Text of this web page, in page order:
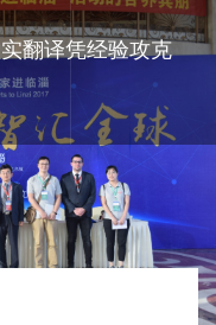
翻译凭经验攻克